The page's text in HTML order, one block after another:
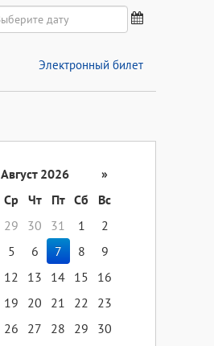
Электронный билет
Август 2026
»
Ср Чт Пт Сб
Вс
29 30 31 1
2
5 6 7 8
9
12 13 14 15
16
19 20 21 22
23
26 27 28 29
30